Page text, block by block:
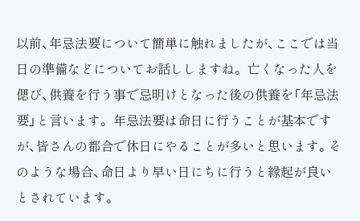
以前、年忌法要について簡単に触れましたが、ここでは当
日の準備などについてお話ししますね。 亡くなった人を
偲び、供養を行う事で忌明けとなった後の供養を「年忌法
要」と言います。 年忌法要は命日に行うことが基本です
が、皆さんの都合で休日にやることが多いと思います。そ
のような場合、命日より早い日にちに行うと縁起が良い
とされています。